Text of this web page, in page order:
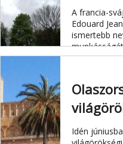
A francia-
Edouard
ismertebb
elismerte.
Idén